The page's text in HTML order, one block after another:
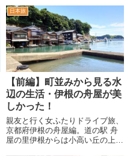
日本旅
【前編】町並みから見る水
辺の生活・伊根の舟屋が美
しかった！
親友と行く女ふたりドライブ旅、
京都府伊根の舟屋編。道の駅 舟
屋の里伊根からは小高い丘の上か